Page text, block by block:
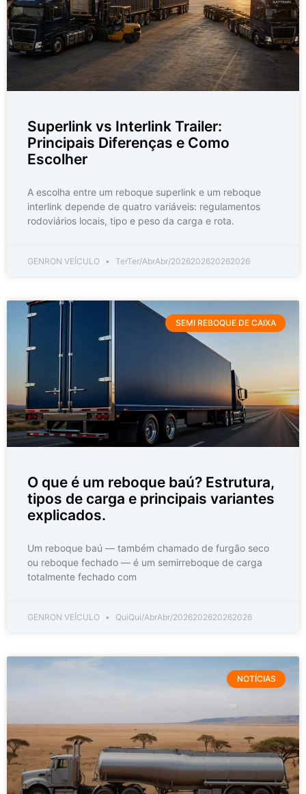
Superlink vs Interlink Trailer:
Principais Diferenças e Como
Escolher
A escolha entre um reboque superlink e um reboque
interlink depende de quatro variáveis: regulamentos
rodoviários locais, tipo e peso da carga e rota.
GENRON VEÍCULO TerTer/AbrAbr/2026202620262026
SEMI REBOQUE DE CAIXA
O que é um reboque baú? Estrutura,
tipos de carga e principais variantes
explicados.
Um reboque baú — também chamado de furgão seco
ou reboque fechado — é um semirreboque de carga
totalmente fechado com
GENRON VEÍCULO QuiQui/AbrAbr/2026202620262026
NOTÍCIAS